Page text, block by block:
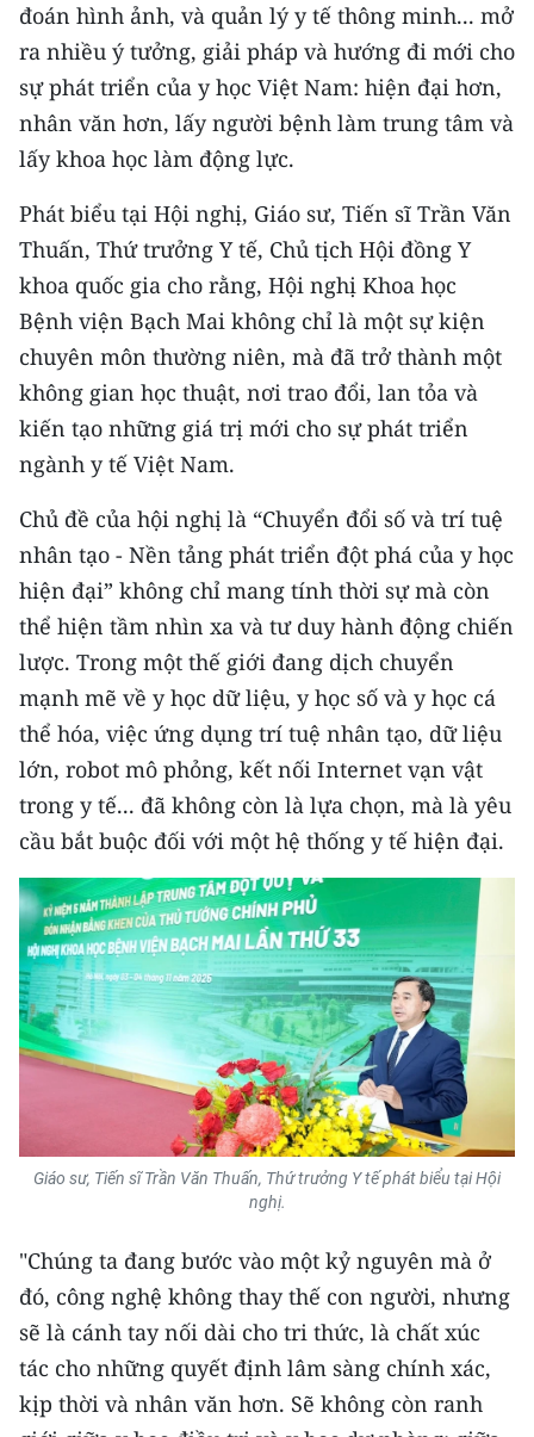
Đồng bằng sông Hồng
Bắc Trung Bộ
Duyên hải Nam Trung Bộ và Tây
Nguyên
Đông Nam Bộ
Đồng bằng sông Cửu Long
Chuyên trang Hà Nội
Chuyên trang TP. Hồ Chí Minh
CHUYÊN ĐỀ
CÁC CHUYÊN TRANG
VỀ BÁO NHÂN DÂN
THỜI NAY
NHÂN DÂN CUỐI TUẦN
NHÂN DÂN HẰNG THÁNG
MUA BÁO
ĐỌC BÁO IN
ENGLISH
中文
FRANÇAIS
đoán hình ảnh, và quản lý y tế thông minh... mở
ra nhiều ý tưởng, giải pháp và hướng đi mới cho
sự phát triển của y học Việt Nam: hiện đại hơn,
nhân văn hơn, lấy người bệnh làm trung tâm và
lấy khoa học làm động lực.
Phát biểu tại Hội nghị, Giáo sư, Tiến sĩ Trần Văn
Thuấn, Thứ trưởng Y tế, Chủ tịch Hội đồng Y
khoa quốc gia cho rằng, Hội nghị Khoa học
Bệnh viện Bạch Mai không chỉ là một sự kiện
chuyên môn thường niên, mà đã trở thành một
không gian học thuật, nơi trao đổi, lan tỏa và
kiến tạo những giá trị mới cho sự phát triển
ngành y tế Việt Nam.
Chủ đề của hội nghị là “Chuyển đổi số và trí tuệ
nhân tạo - Nền tảng phát triển đột phá của y học
hiện đại” không chỉ mang tính thời sự mà còn
thể hiện tầm nhìn xa và tư duy hành động chiến
lược. Trong một thế giới đang dịch chuyển
mạnh mẽ về y học dữ liệu, y học số và y học cá
thể hóa, việc ứng dụng trí tuệ nhân tạo, dữ liệu
lớn, robot mô phỏng, kết nối Internet vạn vật
trong y tế... đã không còn là lựa chọn, mà là yêu
cầu bắt buộc đối với một hệ thống y tế hiện đại.
Giáo sư, Tiến sĩ Trần Văn Thuấn, Thứ trưởng Y tế phát biểu tại Hội
nghị.
"Chúng ta đang bước vào một kỷ nguyên mà ở
đó, công nghệ không thay thế con người, nhưng
sẽ là cánh tay nối dài cho tri thức, là chất xúc
tác cho những quyết định lâm sàng chính xác,
kịp thời và nhân văn hơn. Sẽ không còn ranh